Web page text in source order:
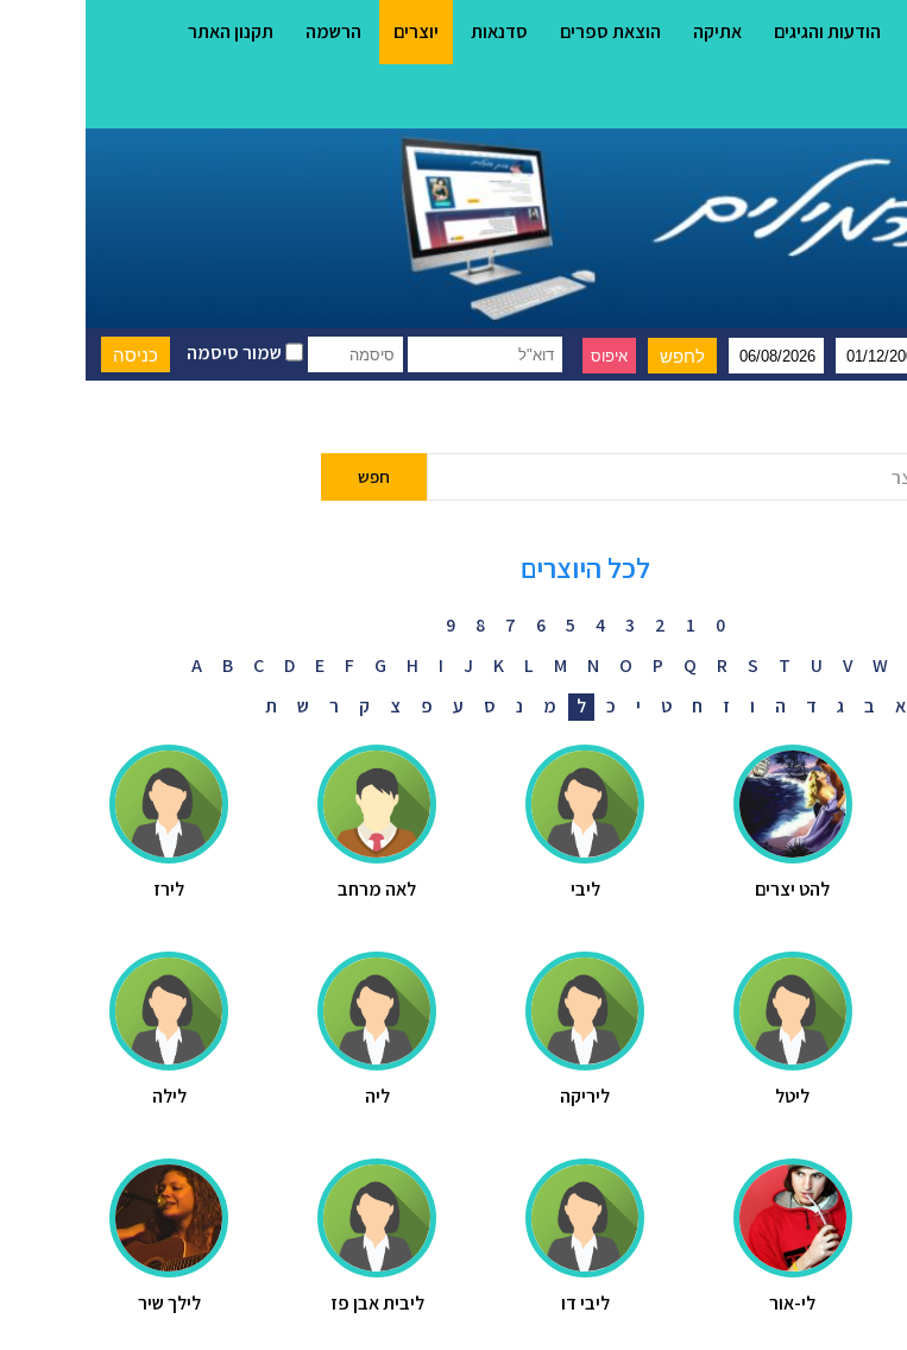
הודעות והגיגים אתיקה הוצאת ספרים סדנאות יוצרים הרשמה תקנון האתר
שמור סיסמה
חפש
לכל היוצרים
0
1
2
3
4
5
6
7
8
9
A
B C D E F G H I J K L M N O P Q R S T U V W
א
ב ג ד ה ו ז ח ט י כ ל מ נ ס ע פ צ ק ר ש ת
להט יצרים ליבי לאה מרחב לירז
ליטל ליריקה ליה לילה
לי-אור ליבי דו ליבית אבן פז לילך שיר